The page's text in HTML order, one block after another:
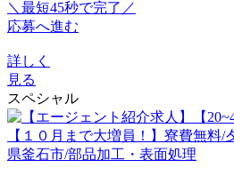
＼最短45秒で完了／
応募へ進む
詳しく
見る
スペシャル